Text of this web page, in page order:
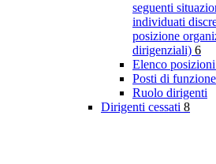
seguenti
individuati
posizione
dirigenziali) 6
Elenco
Posti di
Ruolo dirigenti
Dirigenti cessati 8